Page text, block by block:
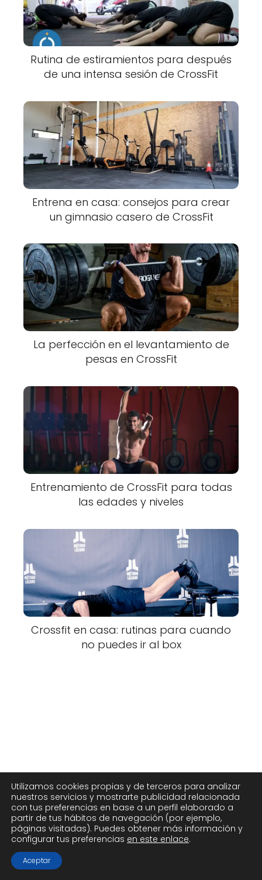
Rutina de estiramientos para después
de una intensa sesión de CrossFit
Entrena en casa: consejos para crear
un gimnasio casero de CrossFit
La perfección en el levantamiento de
pesas en CrossFit
Entrenamiento de CrossFit para todas
las edades y niveles
Crossfit en casa: rutinas para cuando
no puedes ir al box
Utilizamos cookies propias y de terceros para analizar
nuestros servicios y mostrarte publicidad relacionada
con tus preferencias en base a un perfil elaborado a
partir de tus hábitos de navegación (por ejemplo,
páginas visitadas). Puedes obtener más información y
configurar tus preferencias en este enlace.
Aceptar